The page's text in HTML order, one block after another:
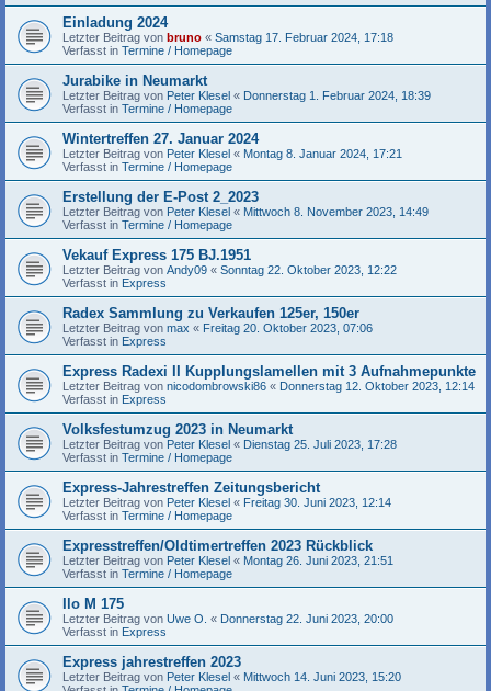
Einladung 2024
Letzter Beitrag von bruno « Samstag 17. Februar 2024, 17:18
Verfasst in Termine / Homepage
Jurabike in Neumarkt
Letzter Beitrag von Peter Klesel « Donnerstag 1. Februar 2024, 18:39
Verfasst in Termine / Homepage
Wintertreffen 27. Januar 2024
Letzter Beitrag von Peter Klesel « Montag 8. Januar 2024, 17:21
Verfasst in Termine / Homepage
Erstellung der E-Post 2_2023
Letzter Beitrag von Peter Klesel « Mittwoch 8. November 2023, 14:49
Verfasst in Termine / Homepage
Vekauf Express 175 BJ.1951
Letzter Beitrag von Andy09 « Sonntag 22. Oktober 2023, 12:22
Verfasst in Express
Radex Sammlung zu Verkaufen 125er, 150er
Letzter Beitrag von max « Freitag 20. Oktober 2023, 07:06
Verfasst in Express
Express Radexi II Kupplungslamellen mit 3 Aufnahmepunkte
Letzter Beitrag von nicodombrowski86 « Donnerstag 12. Oktober 2023, 12:14
Verfasst in Express
Volksfestumzug 2023 in Neumarkt
Letzter Beitrag von Peter Klesel « Dienstag 25. Juli 2023, 17:28
Verfasst in Termine / Homepage
Express-Jahrestreffen Zeitungsbericht
Letzter Beitrag von Peter Klesel « Freitag 30. Juni 2023, 12:14
Verfasst in Termine / Homepage
Expresstreffen/Oldtimertreffen 2023 Rückblick
Letzter Beitrag von Peter Klesel « Montag 26. Juni 2023, 21:51
Verfasst in Termine / Homepage
Ilo M 175
Letzter Beitrag von Uwe O. « Donnerstag 22. Juni 2023, 20:00
Verfasst in Express
Express jahrestreffen 2023
Letzter Beitrag von Peter Klesel « Mittwoch 14. Juni 2023, 15:20